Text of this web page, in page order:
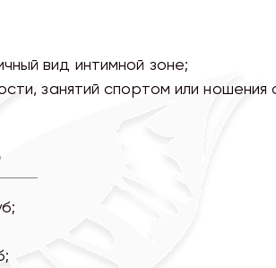
вид интимной зоне;
занятий спортом или